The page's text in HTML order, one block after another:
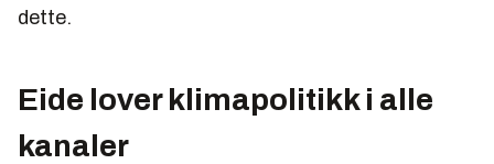
dette.
Eide lover klimapolitikk i alle
kanaler